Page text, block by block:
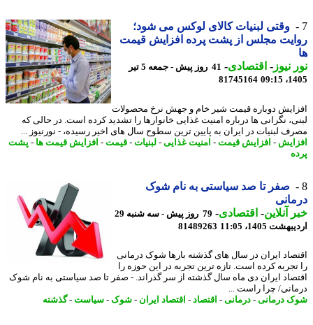
وقتی لبنیات کالای لوکس می شود؛
مجلس از پشت پرده افزایش قیمت
نیوز-اقتصادی-
41 روز پیش - جمعه 5 تیر
81745164
دوباره قیمت شیر خام و جهش نرخ محصولات
نگرانی ها درباره امنیت غذایی خانوارها را تشدید کرده است. در حالی که
لبنیات در ایران به پایین ترین سطوح سال های اخیر رسیده، - نورنیوز ...
-افزایش قیمت-امنیت غذایی- لبنیات-قیمت-افزایش قیمت ها- پشت
صفر تا صد سیاستی به نام شوک
آنلاین-اقتصادی-
79 روز پیش - سه شنبه 29
1405، 11:05
81489263
ایران در سال های گذشته بارها شوک درمانی
کرده است. تازه ترین تجربه در این حوزه را
ایران دی ماه سال گذشته از سر گذراند. - صفر تا صد سیاستی به نام شوک
چرا راست ...
درمانی-درمانی-اقتصاد-اقتصاد ایران - شوک-سیاست-گذشته